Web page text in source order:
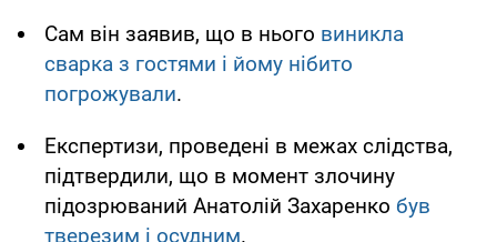
Сам він заявив, що в нього виникла
сварка з гостями і йому нібито
погрожували.
Експертизи, проведені в межах слідства,
підтвердили, що в момент злочину
підозрюваний Анатолій Захаренко був
тверезим і осудним.